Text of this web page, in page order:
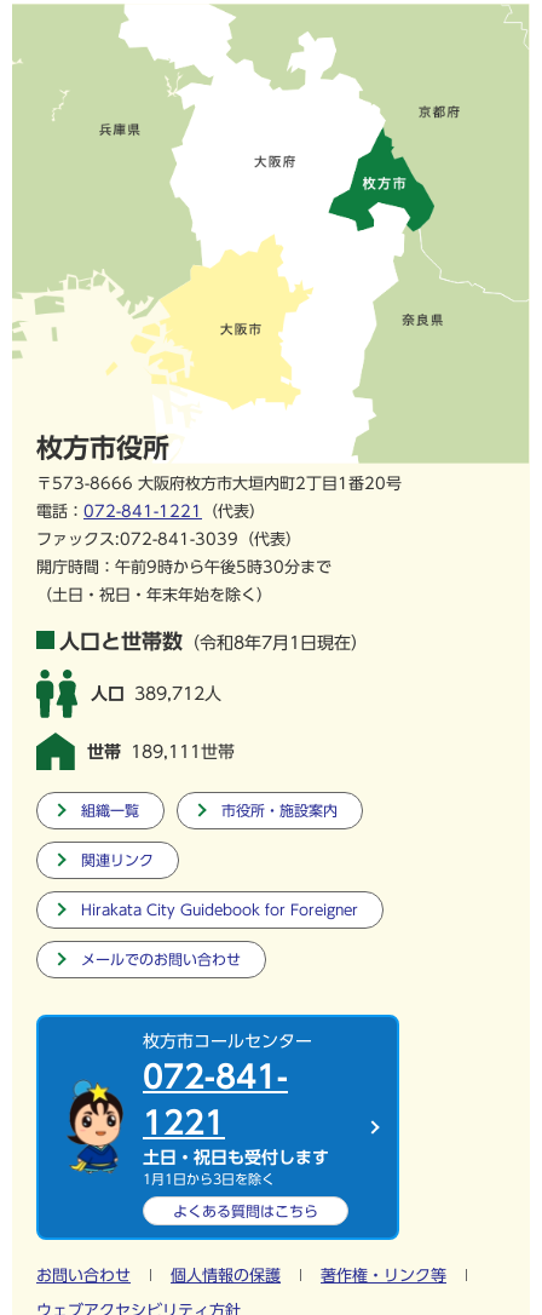
枚方市役所
〒573-8666 大阪府枚方市大垣内町2丁目1番20号
電話： 072-841-1221
（代表）
ファックス:072-841-3039（代表）
開庁時間：午前9時から午後5時30分まで
（土日・祝日・年末年始を除く）
人口と世帯数 （令和8年7月1日現在）
人口 389,712人
世帯 189,111世帯
組織一覧 市役所・施設案内
関連リンク
Hirakata City Guidebook for Foreigner
メールでのお問い合わせ
枚方市コールセンター
072-841-
1221
土日・祝日も受付します
1月1日から3日を除く
よくある質問はこちら
お問い合わせ 個人情報の保護 著作権・リンク等
ウェブアクセシビリティ方針